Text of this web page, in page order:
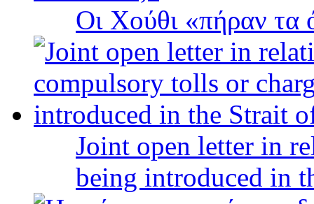
Οι Χούθι «πήραν τα
Joint open letter in
being introduced in